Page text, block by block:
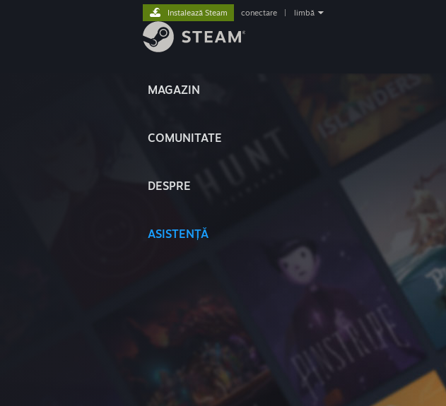
MAGAZIN
COMUNITATE
DESPRE
ASISTENȚĂ
Instalează Steam conectare limbă